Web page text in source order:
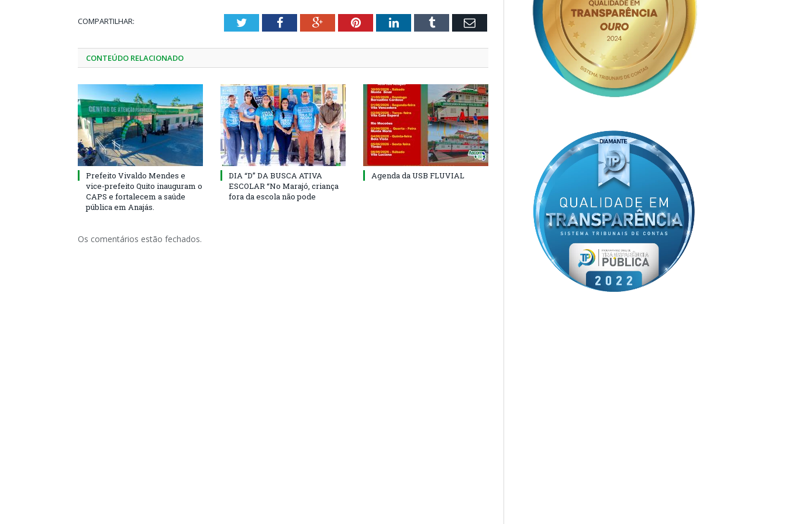
COMPARTILHAR: TwitterFacebookGoogle+PinterestLinkedInTumblr Email
CONTEÚDO RELACIONADO
Prefeito Vivaldo Mendes e
vice-prefeito Quito inauguram o
CAPS e fortalecem a saúde
pública em Anajás.
DIA “D” DA BUSCA ATIVA
ESCOLAR “No Marajó, criança
fora da escola não pode
Agenda da USB FLUVIAL
Os comentários estão fechados.